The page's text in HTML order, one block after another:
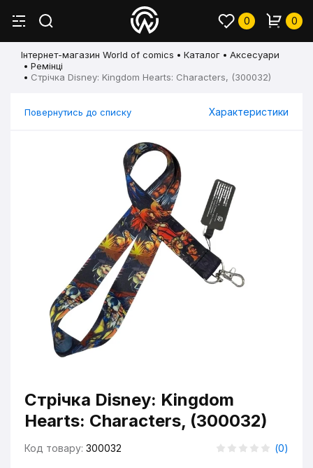
0 0
Інтернет-магазин World of comics Каталог
Аксесуари
Ремінці
Стрічка Disney: Kingdom Hearts: Characters, (300032)
Повернутись до списку Характеристики
Стрічка Disney: Kingdom
Hearts: Characters, (300032)
Код товару: 300032 (0)